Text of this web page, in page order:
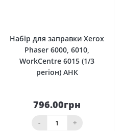
Набір для заправки Xerox
Phaser 6000, 6010,
WorkCentre 6015 (1/3
регіон) АНК
796.00грн
- +